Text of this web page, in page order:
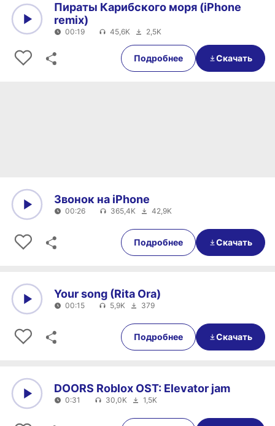
00:19
Пираты Карибского моря (iPhone
remix)
00:19 45,6K 2,5K
Подробнее Скачать
00:26
Звонок на iPhone
00:26 365,4K 42,9K
Подробнее Скачать
00:15
Your song (Rita Ora)
00:15 5,9K 379
Подробнее Скачать
0:31
DOORS Roblox OST: Elevator jam
0:31 30,0K 1,5K